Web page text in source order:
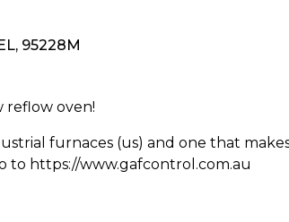
95228M
reflow oven!
furnaces (us) and one that
to https://www.gafcontrol.com.au